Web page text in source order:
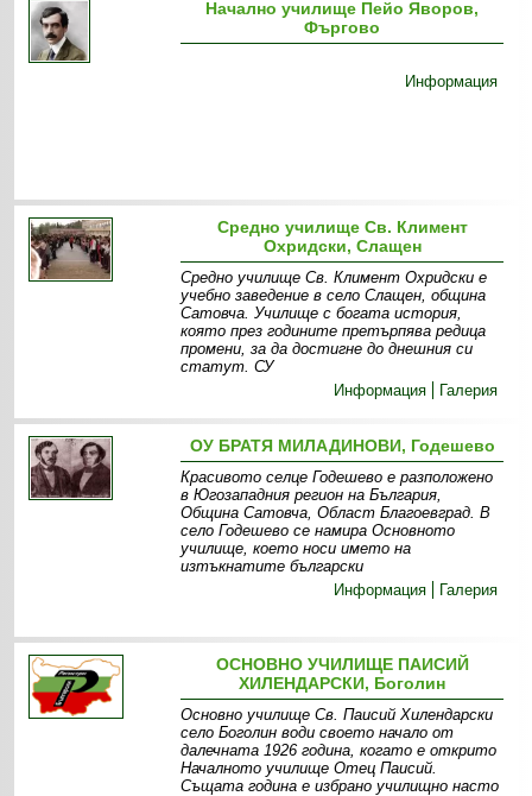
Начално училище Пейо Яворов,
Фъргово
Информация
Средно училище Св. Климент
Охридски, Слащен
Средно училище Св. Климент Охридски е
учебно заведение в село Слащен, община
Сатовча. Училище с богата история,
която през годините претърпява редица
промени, за да достигне до днешния си
статут. СУ
Информация
Галерия
ОУ БРАТЯ МИЛАДИНОВИ, Годешево
Красивото селце Годешево е разположено
в Югозападния регион на България,
Община Сатовча, Област Благоевград. В
село Годешево се намира Основното
училище, което носи името на
изтъкнатите български
Информация
Галерия
ОСНОВНО УЧИЛИЩЕ ПАИСИЙ
ХИЛЕНДАРСКИ, Боголин
Основно училище Св. Паисий Хилендарски
село Боголин води своето начало от
далечната 1926 година, когато е открито
Началното училище Отец Паисий.
Същата година е избрано училищно насто